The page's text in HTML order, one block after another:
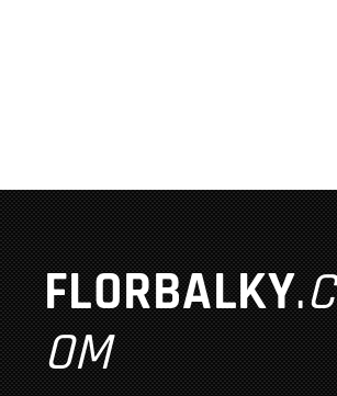
FLORBALKY.C
OM